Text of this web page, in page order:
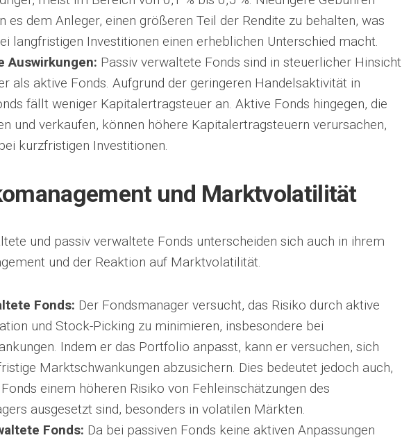
es dem Anleger, einen größeren Teil der Rendite zu behalten, was
langfristigen Investitionen einen erheblichen Unterschied macht.
Auswirkungen: Passiv verwaltete Fonds sind in steuerlicher Hinsicht
als aktive Fonds. Aufgrund der geringeren Handelsaktivität in
fällt weniger Kapitalertragsteuer an. Aktive Fonds hingegen, die
und verkaufen, können höhere Kapitalertragsteuern verursachen,
kurzfristigen Investitionen.
und Marktvolatilität
und passiv verwaltete Fonds unterscheiden sich auch in ihrem
und der Reaktion auf Marktvolatilität.
Fonds: Der Fondsmanager versucht, das Risiko durch aktive
und Stock-Picking zu minimieren, insbesondere bei
Indem er das Portfolio anpasst, kann er versuchen, sich
Marktschwankungen abzusichern. Dies bedeutet jedoch auch,
einem höheren Risiko von Fehleinschätzungen des
ausgesetzt sind, besonders in volatilen Märkten.
Fonds: Da bei passiven Fonds keine aktiven Anpassungen